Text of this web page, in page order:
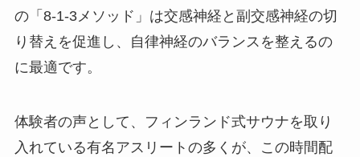
の「8-1-3メソッド」は交感神経と副交感神経の切
り替えを促進し、自律神経のバランスを整えるの
に最適です。
体験者の声として、フィンランド式サウナを取り
入れている有名アスリートの多くが、この時間配